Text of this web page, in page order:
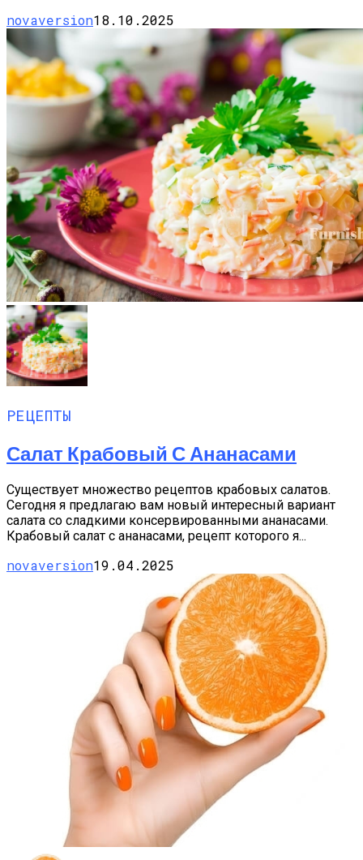
novaversion18.10.2025
РЕЦЕПТЫ
Салат Крабовый С Ананасами
Существует множество рецептов крабовых салатов.
Сегодня я предлагаю вам новый интересный вариант
салата со сладкими консервированными ананасами.
Крабовый салат с ананасами, рецепт которого я...
novaversion19.04.2025